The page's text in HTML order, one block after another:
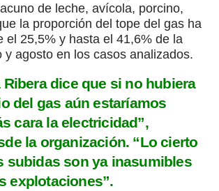
de leche, avícola, porcino,
la proporción del tope del gas ha
el 25,5% y hasta el 41,6% de la
y agosto en los casos analizados.
Ribera dice que si no hubiera
del gas aún estaríamos
cara la electricidad”,
la organización. “Lo cierto
subidas son ya inasumibles
explotaciones”.